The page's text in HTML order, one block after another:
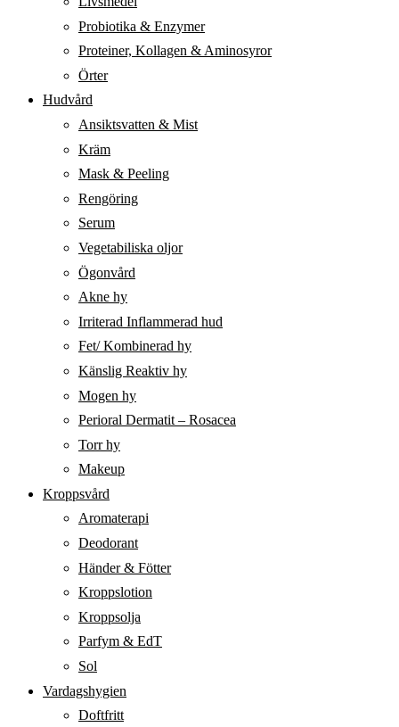
Probiotika & Enzymer
Proteiner, Kollagen & Aminosyror
Örter
Hudvård
Ansiktsvatten & Mist
Kräm
Mask & Peeling
Rengöring
Serum
Vegetabiliska oljor
Ögonvård
Akne hy
Irriterad Inflammerad hud
Fet/ Kombinerad hy
Känslig Reaktiv hy
Mogen hy
Perioral Dermatit – Rosacea
Torr hy
Makeup
Kroppsvård
Aromaterapi
Deodorant
Händer & Fötter
Kroppslotion
Kroppsolja
Parfym & EdT
Sol
Vardagshygien
Doftfritt